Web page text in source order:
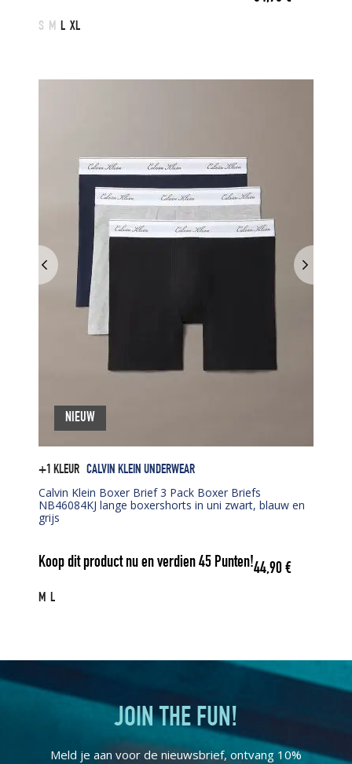
S M L XL
+1 KLEUR CALVIN KLEIN UNDERWEAR
Calvin Klein Boxer Brief 3 Pack Boxer Briefs
NB46084KJ lange boxershorts in uni zwart, blauw en
grijs
Koop dit product nu en verdien45 Punten!44,90€
M L
NIEUW
JOIN THE FUN!
Meld je aan voor de nieuwsbrief, ontvang 10%